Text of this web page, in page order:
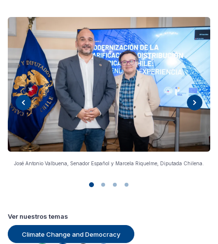
José Antonio Valbuena, Senador Español y Marcela Riquelme, Diputada Chilena.
Ver nuestros temas
Climate Change and Democracy